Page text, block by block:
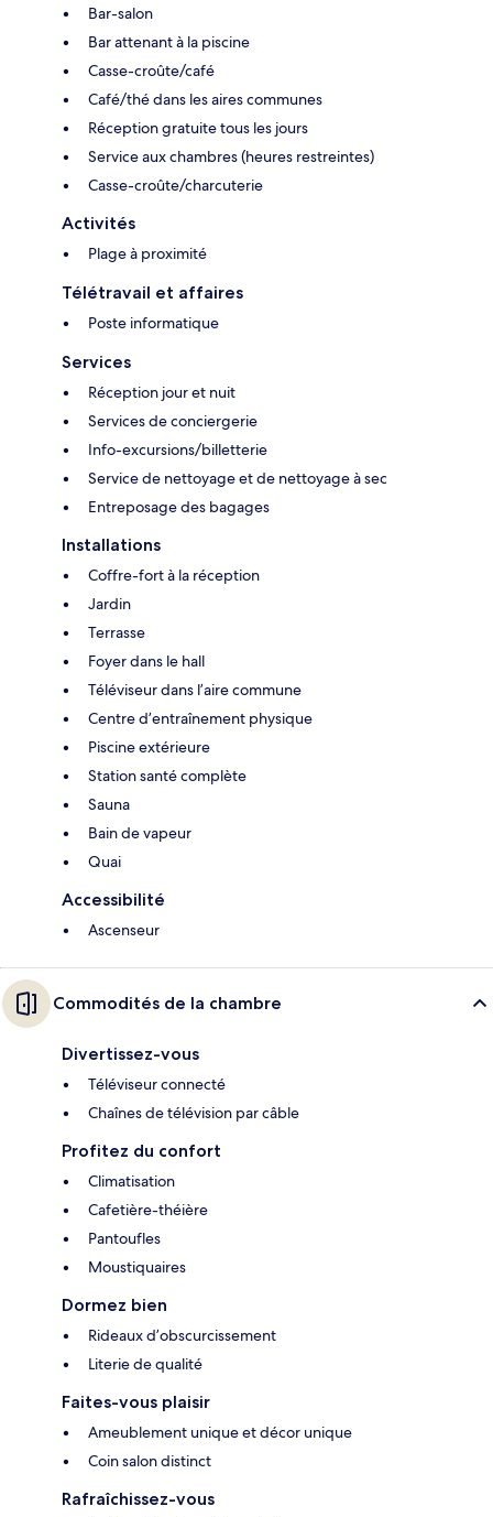
Bar-salon
Bar attenant à la piscine
Casse-croûte/café
Café/thé dans les aires communes
Réception gratuite tous les jours
Service aux chambres (heures restreintes)
Casse-croûte/charcuterie
Activités
Plage à proximité
Télétravail et affaires
Poste informatique
Services
Réception jour et nuit
Services de conciergerie
Info-excursions/billetterie
Service de nettoyage et de nettoyage à sec
Entreposage des bagages
Installations
Coffre-fort à la réception
Jardin
Terrasse
Foyer dans le hall
Téléviseur dans l’aire commune
Centre d’entraînement physique
Piscine extérieure
Station santé complète
Sauna
Bain de vapeur
Quai
Accessibilité
Ascenseur
Commodités de la chambre
Divertissez-vous
Téléviseur connecté
Chaînes de télévision par câble
Profitez du confort
Climatisation
Cafetière-théière
Pantoufles
Moustiquaires
Dormez bien
Rideaux d’obscurcissement
Literie de qualité
Faites-vous plaisir
Ameublement unique et décor unique
Coin salon distinct
Rafraîchissez-vous